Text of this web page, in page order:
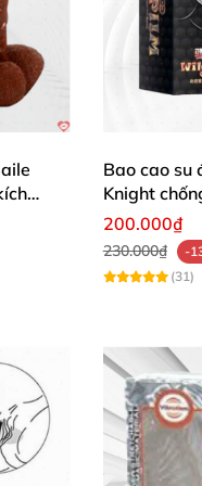
Bao cao su
Knight
200.000₫
230.000₫
-
(31)